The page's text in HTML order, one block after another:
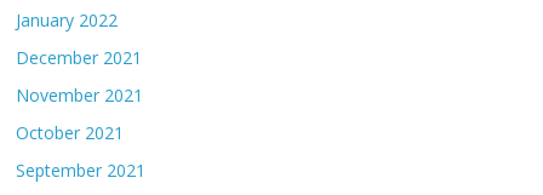
January 2022
December 2021
November 2021
October 2021
September 2021